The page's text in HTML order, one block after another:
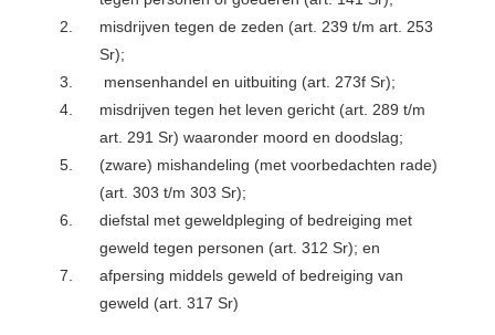
misdrijven tegen de zeden (art. 239 t/m art. 253
Sr);
mensenhandel en uitbuiting (art. 273f Sr);
misdrijven tegen het leven gericht (art. 289 t/m
art. 291 Sr) waaronder moord en doodslag;
(zware) mishandeling (met voorbedachten rade)
(art. 303 t/m 303 Sr);
diefstal met geweldpleging of bedreiging met
geweld tegen personen (art. 312 Sr); en
afpersing middels geweld of bedreiging van
geweld (art. 317 Sr)